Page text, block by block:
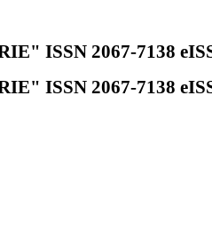
ISSN 2067-7138
ISSN 2067-7138